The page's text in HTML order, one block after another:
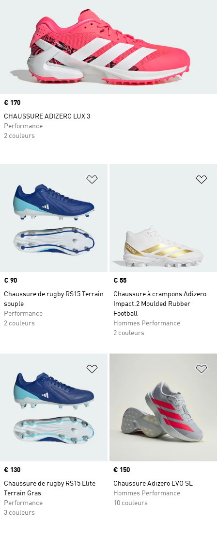
Ajouter à la Liste de produits
Prix
€ 90
Chaussure de rugby RS15 Terrain
souple
Performance
2 couleurs
Prix
€ 55
Chaussure à crampons Adizero
Impact.2 Moulded Rubber
Football
Hommes Performance
2 couleurs
Ajouter à la Liste de produits
Prix
€ 130
Chaussure de rugby RS15 Elite
Terrain Gras
Performance
3 couleurs
Prix
€ 150
Chaussure Adizero EVO SL
Hommes Performance
10 couleurs
Prix
€ 170
CHAUSSURE ADIZERO LUX 3
Performance
2 couleurs